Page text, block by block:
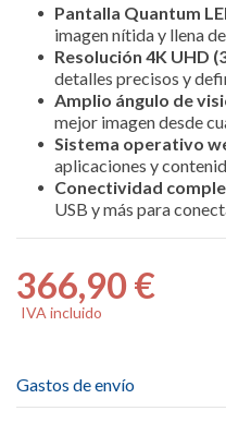
Pantalla Quantum
imagen nítida y llena
Resolución 4K UHD
detalles precisos y
Amplio ángulo de
mejor imagen desde
Sistema operativo
aplicaciones y
Conectividad
USB y más para
366,90 €
IVA incluido
Gastos de envío